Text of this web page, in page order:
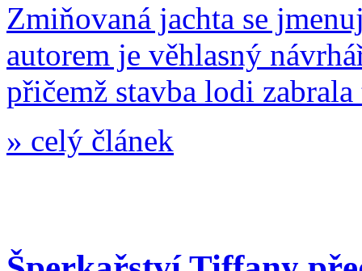
Zmiňovaná jachta se
autorem je věhlasný
přičemž stavba lodi
» celý článek